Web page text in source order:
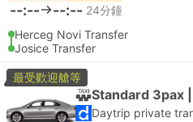
--:-- --:-- 24分鐘
Herceg Novi Transfer
Josice Transfer
最受歡迎艙等
Standard 3pax |